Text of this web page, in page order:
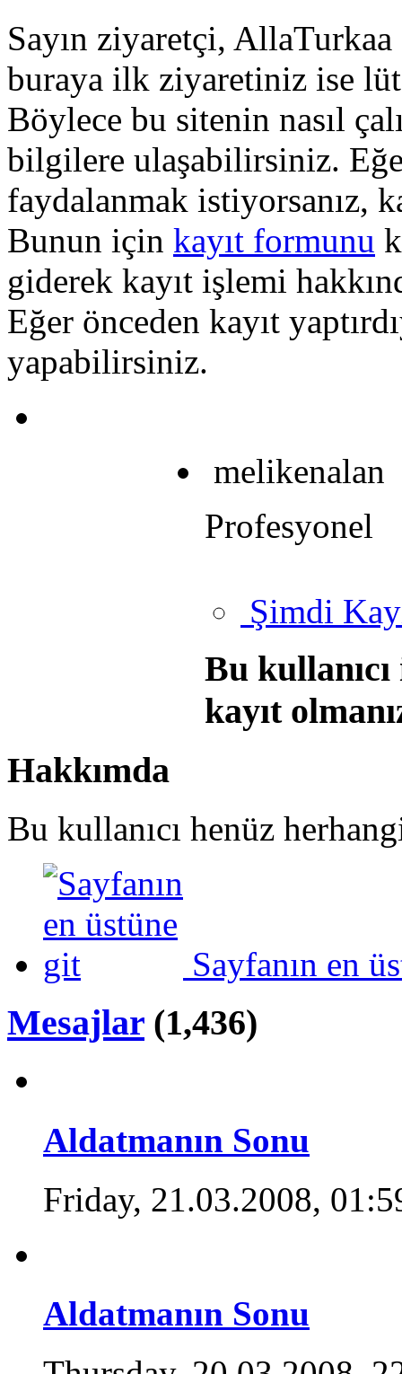
Sayın ziyaretçi,
buraya ilk ziyaretiniz ise
Böylece bu sitenin nasıl
bilgilere ulaşabilirsiniz.
faydalanmak istiyorsanız,
Bunun için kayıt formunu
giderek kayıt işlemi
Eğer önceden kayıt
yapabilirsiniz.
melikenalan
Profesyonel
Şimdi
Bu
kayıt
Hakkımda
Bu kullanıcı henüz
Sayfanın en
Mesajlar (1,436)
Aldatmanın Sonu
Friday, 21.03.2008,
Aldatmanın Sonu